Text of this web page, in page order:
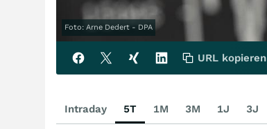
Foto: Arne Dedert - DPA
URL kopieren
Intraday 5T 1M 3M 1J 3J